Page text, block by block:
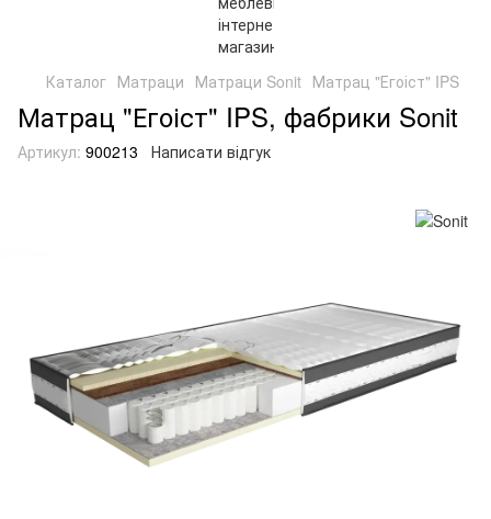
Каталог Матраци Матраци Sonit Матрац "Егоіст" IPS
Матрац "Егоіст" IPS, фабрики Sonit
Артикул: 900213 Написати відгук